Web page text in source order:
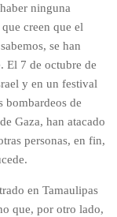
ninguna
creen que el
se han
El 7 de octubre de
y en un festival
bombardeos de
Gaza, han atacado
personas, en fin,
en Tamaulipas
que, por otro lado,